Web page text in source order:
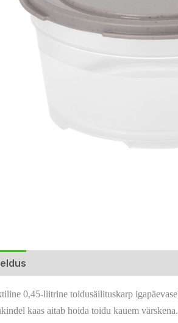
0,45-liitrine toidusäilituskarp
kaas aitab hoida toidu kauem